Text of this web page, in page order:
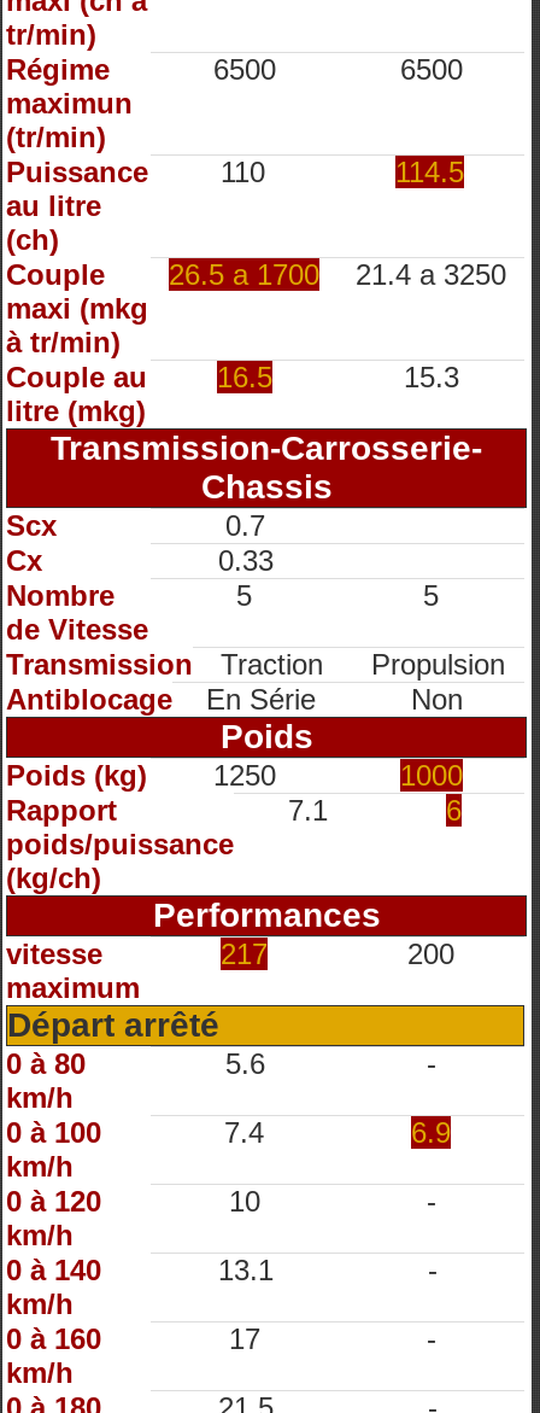
tr/min)
Régime
maximun
(tr/min)
6500 6500
Puissance
au litre
(ch)
110 114.5
Couple
maxi (mkg
à tr/min)
26.5 a 1700 21.4 a 3250
Couple au
litre (mkg)
16.5 15.3
Transmission-Carrosserie-
Chassis
Scx
0.7
Cx
0.33
Nombre
de Vitesse
5 5
Transmission Traction
Propulsion
Antiblocage
En Série Non
Poids
Poids (kg) 1250
1000
Rapport
poids/puissance
(kg/ch)
7.1 6
Performances
vitesse
maximum
217 200
Départ arrêté
0 à 80
km/h
5.6 -
0 à 100
km/h
7.4 6.9
0 à 120
km/h
10 -
0 à 140
km/h
13.1 -
0 à 160
km/h
17 -